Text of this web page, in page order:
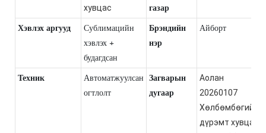
хувцас
газар
Хэвлэх аргууд
Сублимацийн
хэвлэх +
будагдсан
Брэндийн
нэр
Айборт
Техник
Автоматжуулсан
огтлолт
Загварын
дугаар
Аолан
20260107
Хөлбөмбөгийн
дүрэмт хувцас